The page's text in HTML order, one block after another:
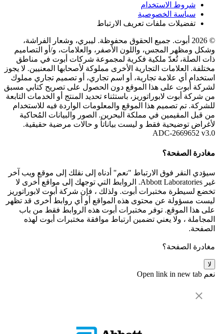
شروط الاستخدام
سياسة الخصوصية
تفضيلات ملفات تعريف الارتباط
© 2026 أبوت. جميع الحقوق محفوظة. ليبري، وشعار الفراشة،
وشكل ومظهر المجس، واللون الأصفر، والعلامات، و/أو التصاميم
ذات الصلة، تُعدّ ملكية فكرية لمجموعة شركات أبوت في مناطق
مختلفة. العلامات التجارية الأخرى مملوكة لأصحابها المعنيين. لا يجوز
استخدام أي علامة تجارية، أو اسم تجاري، أو تصميم تجاري مملوك
لشركة أبوت على هذا الموقع دون الحصول على تصريح كتابي مسبق
من شركة أبوت لابوراتوريز، باستثناء تحديد المنتج أو الخدمات التابعة
للشركة. تم تصميم هذا الموقع والمعلومات الواردة فيه للاستخدام
من قبل المقيمين في مملكة البحرين. الصور والبيانات المُحاكية
لأغراض توضيحية فقط و ليست بياناتأ و حالات مرضية حقيقية.
ADC-2669652 v3.0
مغادرة الصفحة؟
سيؤدي النقر فوق الارتباط "نعم" أدناه إلى نقلك إلى موقع ويب آخر
غير Abbott Laboratories. الروابط التي توجهك إلى مواقع أخرى لا
تخضع لسيطرة مختبرات أبوت. ولذلك ، فإن شركة أبوت لابوراتوريز
ليست مسؤولة عن محتوى هذه المواقع أو أي روابط أخرى قد تظهر
على هذا الموقع. توفر مختبرات أبوت هذه الروابط فقط من باب
المجاملة ، ولا يعني تضمين ارتباط موافقة مختبرات أبوت لهذه
الصفحة.
مغادرة الصفحة؟
لا
نعم Open link in new tab